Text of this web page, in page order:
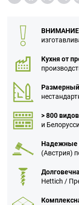
Кухня от
> 800
и
Надежные
(Австрия)
Hettich /